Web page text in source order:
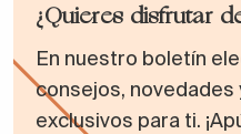
¿Quieres disfrutar
En nuestro boletín
consejos, novedades
exclusivos para ti.